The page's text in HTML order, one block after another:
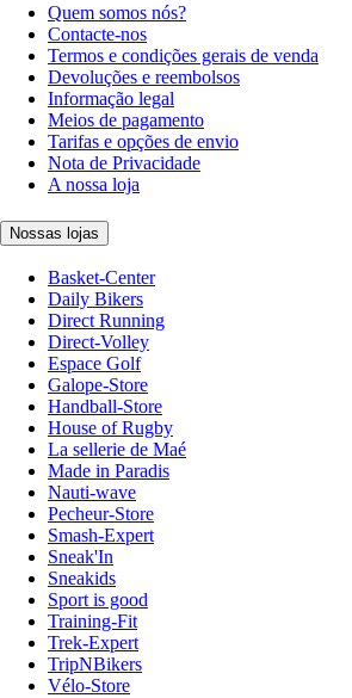
Quem somos nós?
Contacte-nos
Termos e condições gerais de venda
Devoluções e reembolsos
Informação legal
Meios de pagamento
Tarifas e opções de envio
Nota de Privacidade
A nossa loja
Nossas lojas
Basket-Center
Daily Bikers
Direct Running
Direct-Volley
Espace Golf
Galope-Store
Handball-Store
House of Rugby
La sellerie de Maé
Made in Paradis
Nauti-wave
Pecheur-Store
Smash-Expert
Sneak'In
Sneakids
Sport is good
Training-Fit
Trek-Expert
TripNBikers
Vélo-Store